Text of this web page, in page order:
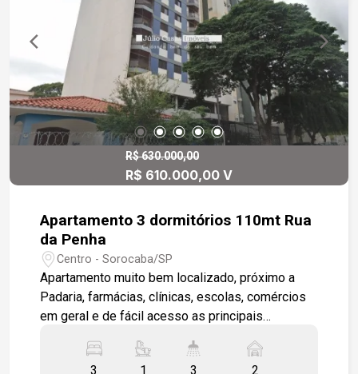
R$ 630.000,00
R$ 610.000,00 V
Apartamento 3 dormitórios 110mt Rua
da Penha
Centro - Sorocaba/SP
Apartamento muito bem localizado, próximo a
Padaria, farmácias, clínicas, escolas, comércios
em geral e de fácil acesso as principais
bem iluminada e arejada. Cozinha modulada,
3 1 3 2